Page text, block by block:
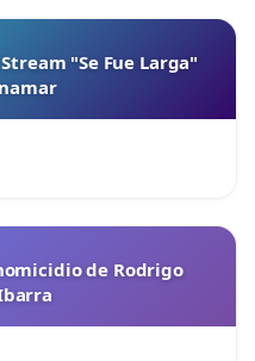
"Se Fue Larga"
de Rodrigo